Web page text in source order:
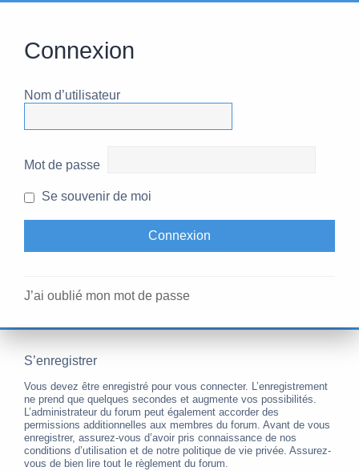
Connexion
Nom d’utilisateur
Mot de passe
Se souvenir de moi
J’ai oublié mon mot de passe
S’enregistrer
Vous devez être enregistré pour vous connecter. L’enregistrement
ne prend que quelques secondes et augmente vos possibilités.
L’administrateur du forum peut également accorder des
permissions additionnelles aux membres du forum. Avant de vous
enregistrer, assurez-vous d’avoir pris connaissance de nos
conditions d’utilisation et de notre politique de vie privée. Assurez-
vous de bien lire tout le règlement du forum.